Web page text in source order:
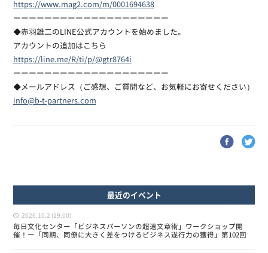
https://www.mag2.com/m/0001694638
ーーーーーーーーーーーーーーーーーーーー
◆赤羽雄二のLINE公式アカウントを始めました。
アカウントの追加はこちら
https://line.me/R/ti/p/@gtr8764i
ーーーーーーーーーーーーーーーーーーーー
◆メールアドレス（ご感想、ご質問など、お気軽にお寄せください）
info@b-t-partners.com
最近のイベント
2026.10.2 (19:00)
毎日文化センター「ビジネスパーソンの超速文章術」ワークショップ開
催！ー「同期、同僚に大きく差をつけるビジネス遂行力の獲得」第102回